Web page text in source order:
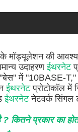
मॉड्यूलेशन की
उदाहरणईथरनेट
"बेस" में
ईथरनेटप्रोटोकॉल में
ईथरनेटनेटवर्क सिंगल
प्रकार का